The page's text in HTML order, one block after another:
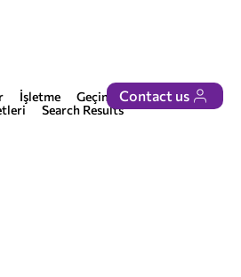
İşletme
Geçinmek
Search Results
Contact us